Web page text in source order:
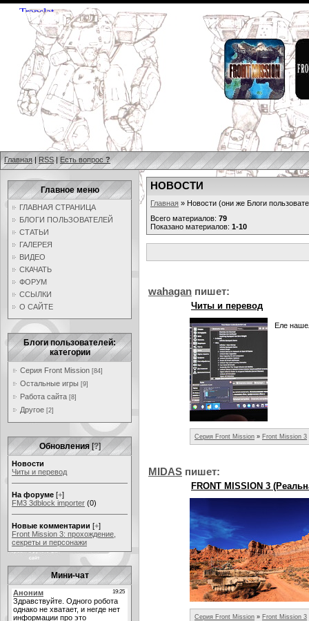
Главная | RSS | Есть вопрос ?
Главное меню
ГЛАВНАЯ СТРАНИЦА
БЛОГИ ПОЛЬЗОВАТЕЛЕЙ
СТАТЬИ
ГАЛЕРЕЯ
ВИДЕО
СКАЧАТЬ
ФОРУМ
ССЫЛКИ
О САЙТЕ
Блоги пользователей:
категории
Серия Front Mission [84]
Остальные игры [9]
Работа сайта [8]
Другое [2]
Обновления [?]
Новости
Читы и перевод
На форуме [+]
FM3 3dblock importer (0)
Новые комментарии [+]
Front Mission 3: прохождение,
секреты и персонажи
Мини-чат
НОВОСТИ
Главная » Новости (они же Блоги
Всего материалов: 79
Показано материалов: 1-10
wahagan пишет:
Читы и перевод
Еле
Серия Front Mission » Front Mission 3
МIDАS пишет:
FRONT MISSION 3
Серия Front Mission » Front Mission 3